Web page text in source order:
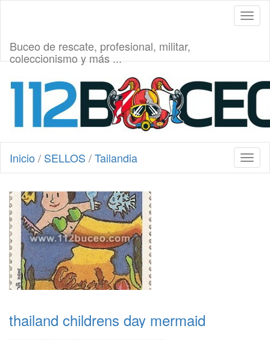
Buceo de rescate, profesional, militar,
coleccionismo y más ...
Inicio / SELLOS /Tailandia
thailand childrens day mermaid